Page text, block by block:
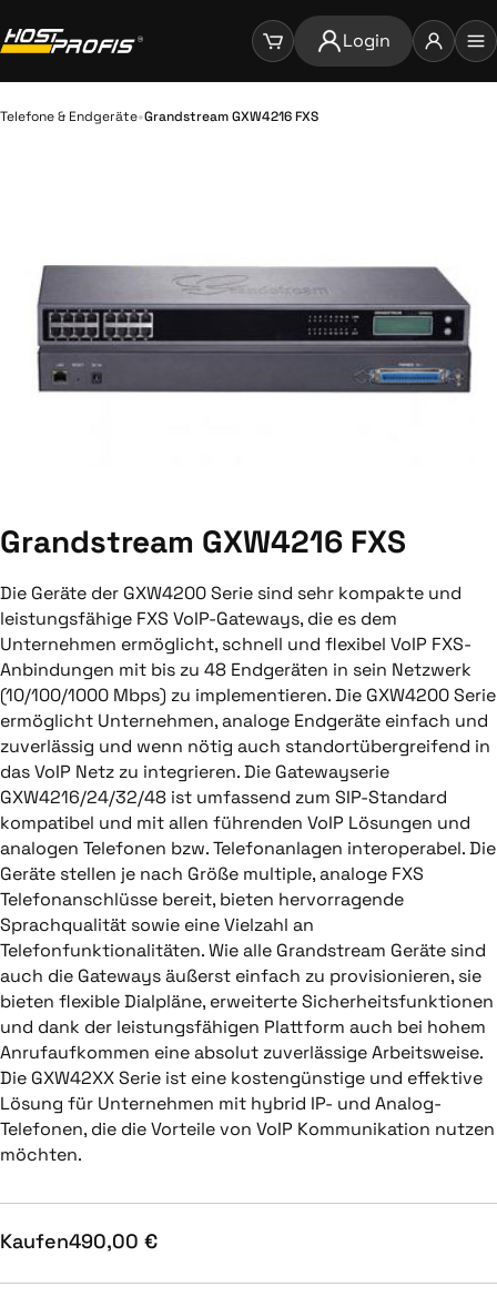
Login
Telefone & Endgeräte•Grandstream GXW4216 FXS
Grandstream GXW4216 FXS
Die Geräte der GXW4200 Serie sind sehr kompakte und
leistungsfähige FXS VoIP-Gateways, die es dem
Unternehmen ermöglicht, schnell und flexibel VoIP FXS-
Anbindungen mit bis zu 48 Endgeräten in sein Netzwerk
(10/100/1000 Mbps) zu implementieren. Die GXW4200 Serie
ermöglicht Unternehmen, analoge Endgeräte einfach und
zuverlässig und wenn nötig auch standortübergreifend in
das VoIP Netz zu integrieren. Die Gatewayserie
GXW4216/24/32/48 ist umfassend zum SIP-Standard
kompatibel und mit allen führenden VoIP Lösungen und
analogen Telefonen bzw. Telefonanlagen interoperabel. Die
Geräte stellen je nach Größe multiple, analoge FXS
Telefonanschlüsse bereit, bieten hervorragende
Sprachqualität sowie eine Vielzahl an
Telefonfunktionalitäten. Wie alle Grandstream Geräte sind
auch die Gateways äußerst einfach zu provisionieren, sie
bieten flexible Dialpläne, erweiterte Sicherheitsfunktionen
und dank der leistungsfähigen Plattform auch bei hohem
Anrufaufkommen eine absolut zuverlässige Arbeitsweise.
Die GXW42XX Serie ist eine kostengünstige und effektive
Lösung für Unternehmen mit hybrid IP- und Analog-
Telefonen, die die Vorteile von VoIP Kommunikation nutzen
möchten.
Kaufen490,00 €